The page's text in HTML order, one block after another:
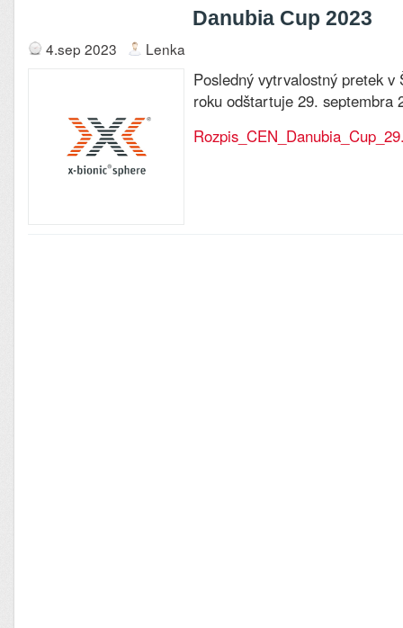
Danubia Cup 2023
4.sep 2023 Lenka
Posledný vytrvalostný pretek
roku odštartuje 29. septembra